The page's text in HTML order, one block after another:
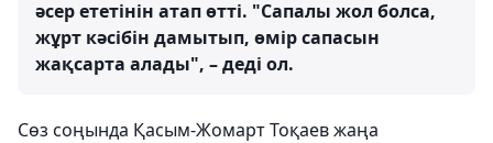
әсер ететінін атап өтті. "Сапалы жол болса,
жұрт кәсібін дамытып, өмір сапасын
жақсарта алады", – деді ол.
Сөз соңында Қасым-Жомарт Тоқаев жаңа